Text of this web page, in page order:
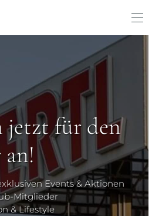
jetzt für den
Events & Aktionen
Mitglieder
& Lifestyle